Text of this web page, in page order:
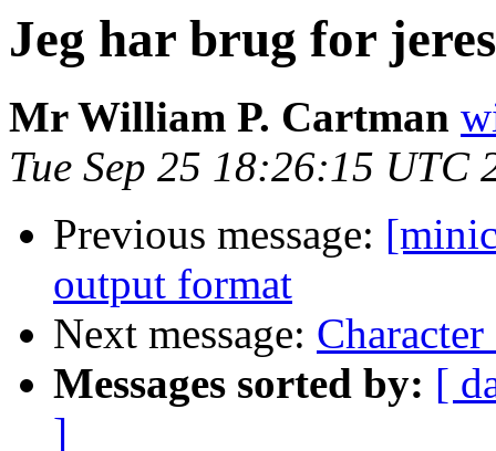
Jeg har brug for
Mr William P. Cartman
Tue Sep 25 18:26:15 UTC
Previous message:
output format
Next message:
Messages sorted by: [
]